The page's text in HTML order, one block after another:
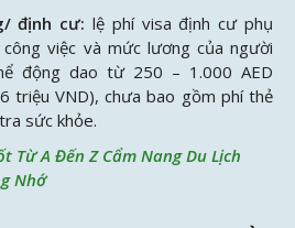
định cư: lệ phí visa định cư phụ
việc và mức lương của người
động dao từ 250 – 1.000 AED
triệu VND), chưa bao gồm phí thẻ
sức khỏe.
Từ A Đến Z Cẩm Nang Du Lịch
Nhớ